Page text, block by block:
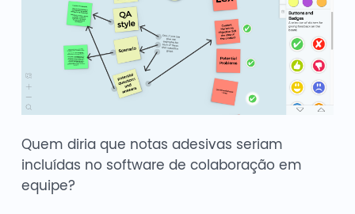
Quem diria que notas adesivas seriam
incluídas no software de colaboração em
equipe?